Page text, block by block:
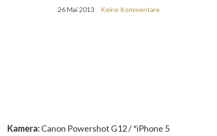
26 Mai 2013 Keine Kommentare
Kamera:Canon Powershot G12 / *iPhone 5